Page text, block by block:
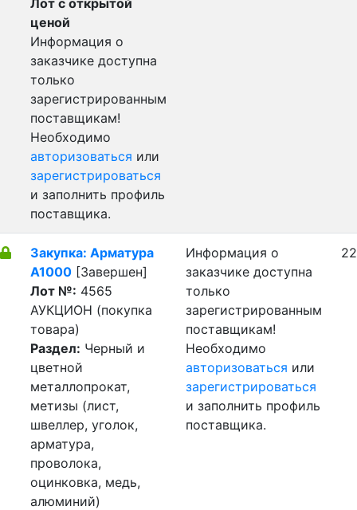
Лот с открытой
ценой
Информация о
заказчике доступна
только
зарегистрированным
поставщикам!
Необходимо
авторизоваться или
зарегистрироваться
и заполнить профиль
поставщика.
Закупка: Арматура
А1000 [Завершен]
Лот №: 4565
АУКЦИОН (покупка
товара)
Раздел: Черный и
цветной
металлопрокат,
метизы (лист,
швеллер, уголок,
арматура,
проволока,
оцинковка, медь,
алюминий)
Информация о
заказчике доступна
только
зарегистрированным
поставщикам!
Необходимо
авторизоваться или
зарегистрироваться
и заполнить профиль
поставщика.